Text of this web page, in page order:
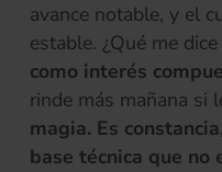
avance notable, y el
estable. ¿Qué me
como interés
rinde más mañana si
magia. Es
base técnica que no